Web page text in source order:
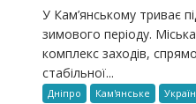
У Кам’янському триває
зимового періоду.
комплекс заходів,
стабільної...
Дніпро Кам'янське